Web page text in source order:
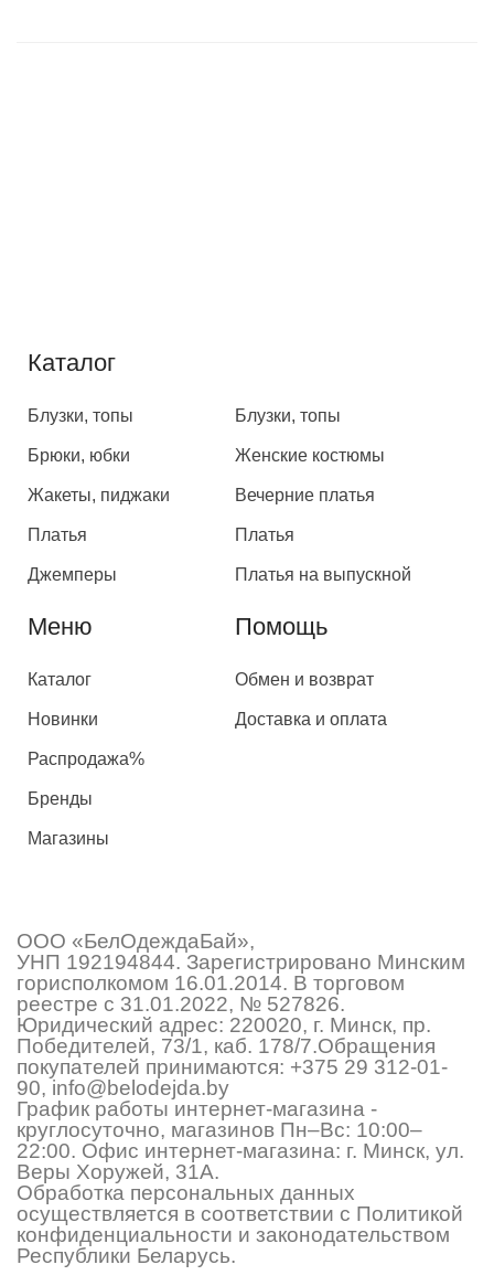
Каталог
Блузки, топы
Брюки, юбки
Жакеты, пиджаки
Платья
Джемперы
Блузки, топы
Женские костюмы
Вечерние платья
Платья
Платья на выпускной
Меню
Каталог
Новинки
Распродажа%
Бренды
Магазины
Помощь
Обмен и возврат
Доставка и оплата
ООО «БелОдеждаБай»,
УНП 192194844. Зарегистрировано Минским
горисполкомом 16.01.2014. В торговом
реестре с 31.01.2022, № 527826.
Юридический адрес: 220020, г. Минск, пр.
Победителей, 73/1, каб. 178/7.Обращения
покупателей принимаются: +375 29 312-01-
90, info@belodejda.by
График работы интернет-магазина -
круглосуточно, магазинов Пн–Вс: 10:00–
22:00. Офис интернет-магазина: г. Минск, ул.
Веры Хоружей, 31А.
Обработка персональных данных
осуществляется в соответствии с Политикой
конфиденциальности и законодательством
Республики Беларусь.